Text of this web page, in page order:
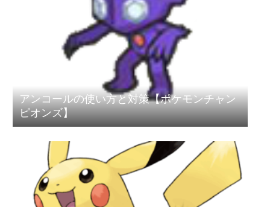
アンコールの使い方と対策【ポケモンチャン
ピオンズ】